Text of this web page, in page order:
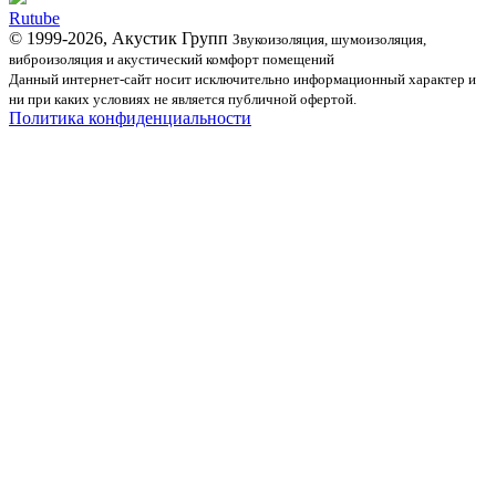
Rutube
© 1999-2026, Акустик Групп Звукоизоляция, шумоизоляция,
виброизоляция и акустический комфорт помещений
Данный интернет-сайт носит исключительно информационный характер и
ни при каких условиях не является публичной офертой.
Политика конфиденциальности